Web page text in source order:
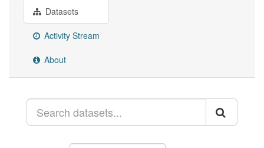
Datasets
Activity Stream
About